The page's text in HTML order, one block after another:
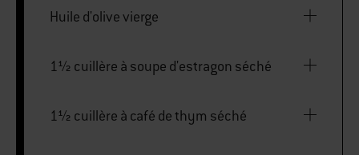
Huile d'olive vierge
1½ cuillère à soupe d'estragon séché
1½ cuillère à café de thym séché